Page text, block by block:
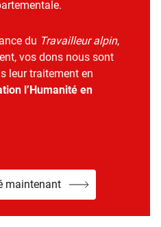
du Travailleur alpin,
vos dons nous sont
leur traitement en
l’Humanité en
maintenant